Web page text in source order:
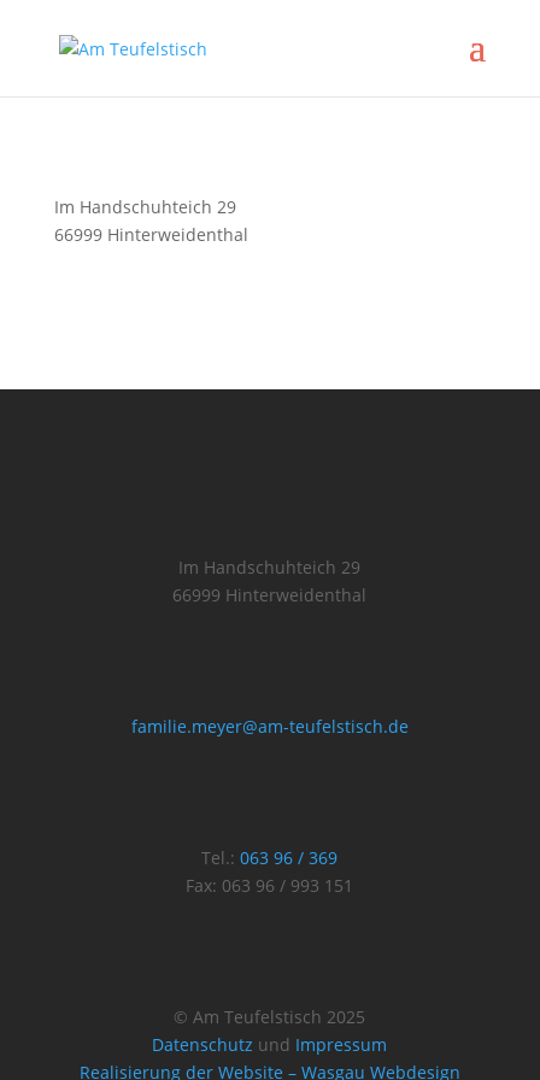
Im Handschuhteich 29
66999 Hinterweidenthal
Im Handschuhteich 29
66999 Hinterweidenthal
familie.meyer@am-teufelstisch.de
Tel.:063 96 / 369
Fax: 063 96 / 993 151
© Am Teufelstisch 2025
Datenschutz und Impressum
Realisierung der Website – Wasgau Webdesign